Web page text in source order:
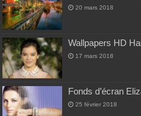
20 mars 2018
Wallpapers HD
17 mars 2018
Fonds d’écran
25 février 2018